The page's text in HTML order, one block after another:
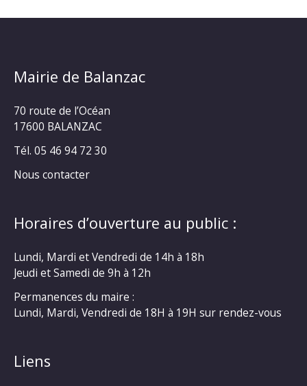
Mairie de Balanzac
70 route de l’Océan
17600 BALANZAC
Tél. 05 46 94 72 30
Nous contacter
Horaires d’ouverture au public :
Lundi, Mardi et Vendredi de 14h à 18h
Jeudi et Samedi de 9h à 12h
Permanences du maire :
Lundi, Mardi, Vendredi de 18H à 19H sur rendez-vous
Liens